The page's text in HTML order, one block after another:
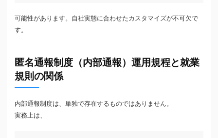
可能性があります。自社実態に合わせたカスタマイズが不可欠で
す。
匿名通報制度（内部通報）運用規程と就業
規則の関係
内部通報制度は、単独で存在するものではありません。
実務上は、